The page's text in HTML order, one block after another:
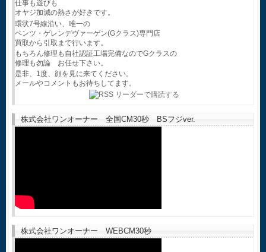
仕事も遊びも
オヤジ加減の熱さが好きです。
環状7号線沿い、唯一の
ベンツ・ゲレンデヴァーゲン(Gクラス)専門店
買取から引取まで行います。
もちろん修理も自社認証工場完備なのでGクラスの
修理も勿論 お任せ下さい。
是非、1度、顔を見に来てください。
メールやコメントもお待ちしてます。
株式会社ワンオーナー 全国CM30秒 BSフジver.
株式会社ワンオーナー WEBCM30秒